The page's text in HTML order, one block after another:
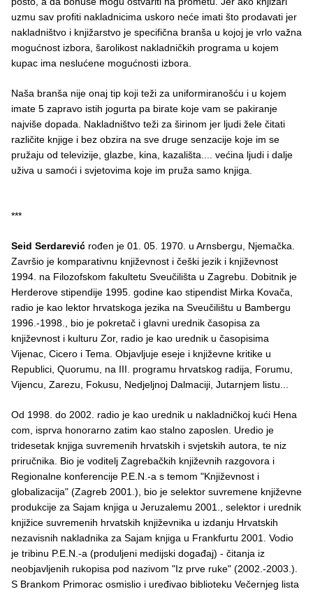
uzmu sav profiti nakladnicima uskoro neće imati što prodavati jer
nakladništvo i knjižarstvo je specifična branša u kojoj je vrlo važna
mogućnost izbora, šarolikost nakladničkih programa u kojem
kupac ima neslućene mogućnosti izbora.
Naša branša nije onaj tip koji teži za uniformiranošću i u kojem
imate 5 zapravo istih jogurta pa birate koje vam se pakiranje
najviše dopada. Nakladništvo teži za širinom jer ljudi žele čitati
različite knjige i bez obzira na sve druge senzacije koje im se
pružaju od televizije, glazbe, kina, kazališta.... većina ljudi i dalje
uživa u samoći i svjetovima koje im pruža samo knjiga.
***
Seid Serdarević rođen je 01. 05. 1970. u Arnsbergu, Njemačka.
Završio je komparativnu književnost i češki jezik i književnost
1994. na Filozofskom fakultetu Sveučilišta u Zagrebu. Dobitnik je
Herderove stipendije 1995. godine kao stipendist Mirka Kovača,
radio je kao lektor hrvatskoga jezika na Sveučilištu u Bambergu
1996.-1998., bio je pokretač i glavni urednik časopisa za
književnost i kulturu Zor, radio je kao urednik u časopisima
Vijenac, Cicero i Tema. Objavljuje eseje i književne kritike u
Republici, Quorumu, na III. programu hrvatskog radija, Forumu,
Vijencu, Zarezu, Fokusu, Nedjeljnoj Dalmaciji, Jutarnjem listu...
Od 1998. do 2002. radio je kao urednik u nakladničkoj kući Hena
com, isprva honorarno zatim kao stalno zaposlen. Uredio je
tridesetak knjiga suvremenih hrvatskih i svjetskih autora, te niz
priručnika. Bio je voditelj Zagrebačkih književnih razgovora i
Regionalne konferencije P.E.N.-a s temom "Književnost i
globalizacija" (Zagreb 2001.), bio je selektor suvremene književne
produkcije za Sajam knjiga u Jeruzalemu 2001., selektor i urednik
knjižice suvremenih hrvatskih književnika u izdanju Hrvatskih
nezavisnih nakladnika za Sajam knjiga u Frankfurtu 2001. Vodio
je tribinu P.E.N.-a (produljeni medijski događaj) - čitanja iz
neobjavljenih rukopisa pod nazivom "Iz prve ruke" (2002.-2003.).
S Brankom Primorac osmislio i uređivao biblioteku Večernjeg lista